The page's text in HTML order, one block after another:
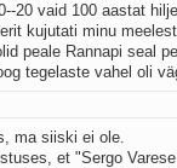
20 vaid 100 aastat
kujutati minu
peale Rannapi seal
tegelaste vahel oli
ma siiski ei ole.
et "Sergo